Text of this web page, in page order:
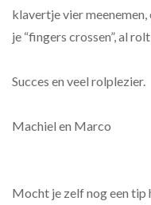
klavertje vier
je “fingers crossen”, al
Succes en veel rolplezier.
Machiel en Marco
Mocht je zelf nog een tip